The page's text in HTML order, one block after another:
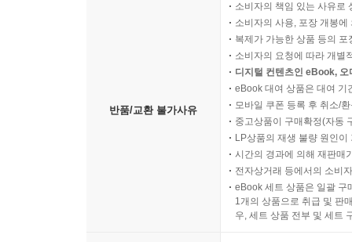
반품/교환 불가사유
소비자의 책임 있는 사유로
소비자의 사용, 포장 개봉
복제가 가능한 상품 등의
소비자의 요청에 따라 개별
디지털 컨텐츠인 eBook,
eBook 대여 상품은 대여 기
모바일 쿠폰 등록 후 취소/
중고상품이 구매확정(자동
LP상품의 재생 불량 원인
시간의 경과에 의해 재판매
전자상거래 등에서의 소비
eBook 세트 상품은 일괄 구
1개의 상품으로 취급 및 판
우, 세트 상품 전부 및 세트